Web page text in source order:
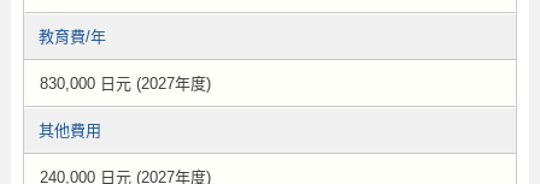
教育費/年
830,000 日元 (2027年度)
其他費用
240,000 日元 (2027年度)